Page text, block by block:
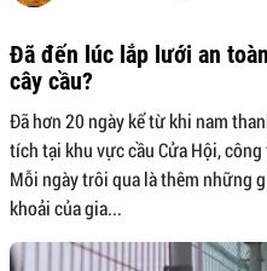
Đã đến lúc lắp lưới an
cây cầu?
Đã hơn 20 ngày kể từ khi nam
tích tại khu vực cầu Cửa Hội,
Mỗi ngày trôi qua là thêm những
khoải của gia...